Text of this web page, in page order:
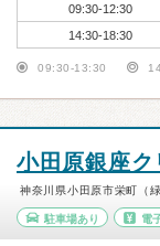
09:30-12:30
14:30-18:30
09:30-13:30
小田原銀座ク
神奈川県小田原市栄町（
駐車場あり 電